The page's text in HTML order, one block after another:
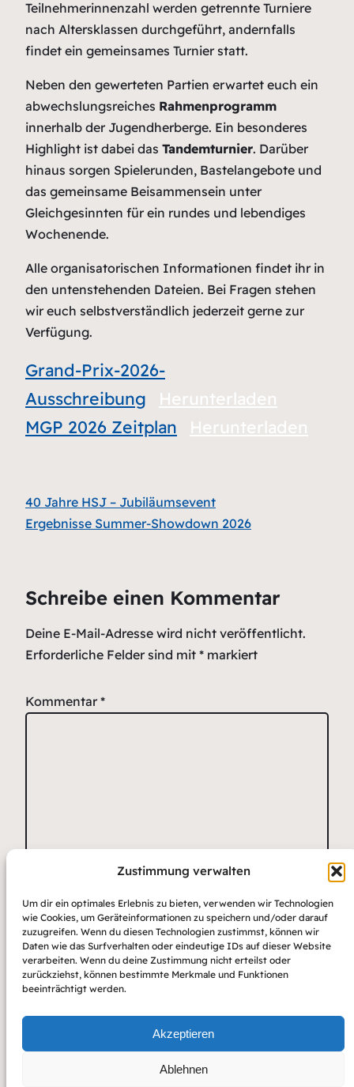
Zustimmung verwalten
Um dir ein optimales Erlebnis zu bieten, verwenden wir Technologien
wie Cookies, um Geräteinformationen zu speichern und/oder darauf
zuzugreifen. Wenn du diesen Technologien zustimmst, können wir
Daten wie das Surfverhalten oder eindeutige IDs auf dieser Website
verarbeiten. Wenn du deine Zustimmung nicht erteilst oder
zurückziehst, können bestimmte Merkmale und Funktionen
beeinträchtigt werden.
Akzeptieren
Ablehnen
Teilnehmerinnenzahl werden getrennte Turniere
nach Altersklassen durchgeführt, andernfalls
findet ein gemeinsames Turnier statt.
Neben den gewerteten Partien erwartet euch ein
abwechslungsreiches Rahmenprogramm
innerhalb der Jugendherberge. Ein besonderes
Highlight ist dabei das Tandemturnier. Darüber
hinaus sorgen Spielerunden, Bastelangebote und
das gemeinsame Beisammensein unter
Gleichgesinnten für ein rundes und lebendiges
Wochenende.
Alle organisatorischen Informationen findet ihr in
den untenstehenden Dateien. Bei Fragen stehen
wir euch selbstverständlich jederzeit gerne zur
Verfügung.
Grand-Prix-2026-
Ausschreibung
Herunterladen
MGP 2026 Zeitplan
Herunterladen
40 Jahre HSJ – Jubiläumsevent
Ergebnisse Summer-Showdown 2026
Schreibe einen Kommentar
Deine E-Mail-Adresse wird nicht veröffentlicht.
Erforderliche Felder sind mit * markiert
Kommentar *
Name
E-Mail-Adresse
*
Website